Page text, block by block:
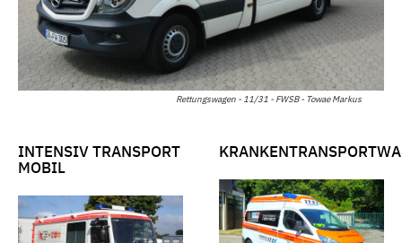
Rettungswagen - 11/31 - FWSB - Towae Markus
INTENSIV TRANSPORT
MOBIL